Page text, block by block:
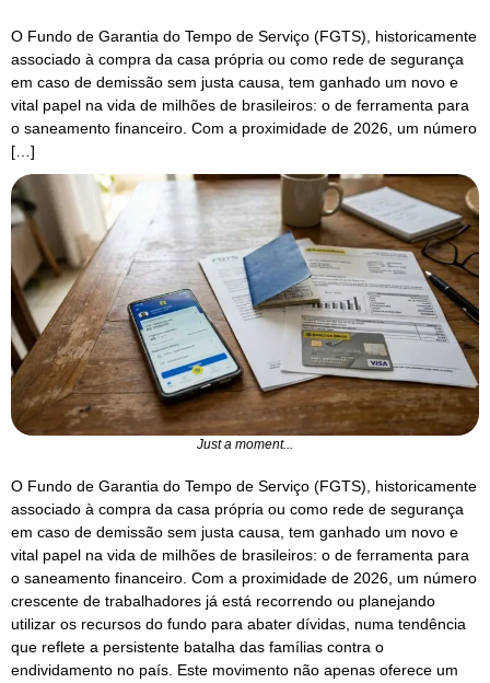
O Fundo de Garantia do Tempo de Serviço (FGTS), historicamente
associado à compra da casa própria ou como rede de segurança
em caso de demissão sem justa causa, tem ganhado um novo e
vital papel na vida de milhões de brasileiros: o de ferramenta para
o saneamento financeiro. Com a proximidade de 2026, um número
[…]
Just a moment...
O Fundo de Garantia do Tempo de Serviço (FGTS), historicamente
associado à compra da casa própria ou como rede de segurança
em caso de demissão sem justa causa, tem ganhado um novo e
vital papel na vida de milhões de brasileiros: o de ferramenta para
o saneamento financeiro. Com a proximidade de 2026, um número
crescente de trabalhadores já está recorrendo ou planejando
utilizar os recursos do fundo para abater dívidas, numa tendência
que reflete a persistente batalha das famílias contra o
endividamento no país. Este movimento não apenas oferece um